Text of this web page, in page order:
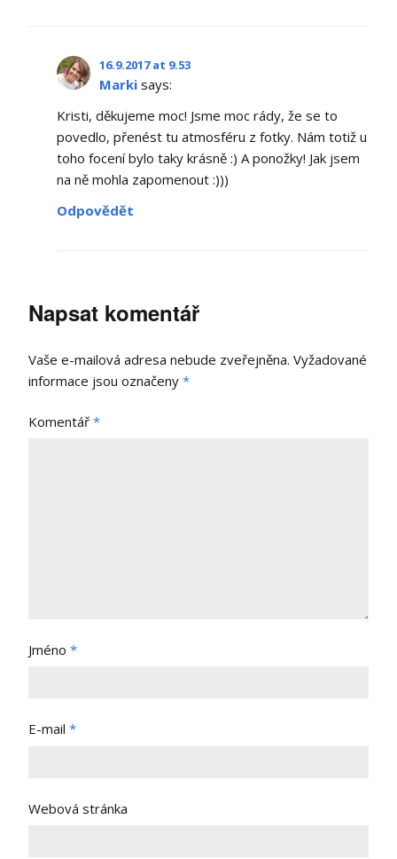
16.9.2017 at 9.53
Marki says:
Kristi, děkujeme moc! Jsme moc rády, že se to
povedlo, přenést tu atmosféru z fotky. Nám totiž u
toho focení bylo taky krásně :) A ponožky! Jak jsem
na ně mohla zapomenout :)))
Odpovědět
Napsat komentář
Vaše e-mailová adresa nebude zveřejněna. Vyžadované
informace jsou označeny *
Komentář *
Jméno *
E-mail *
Webová stránka